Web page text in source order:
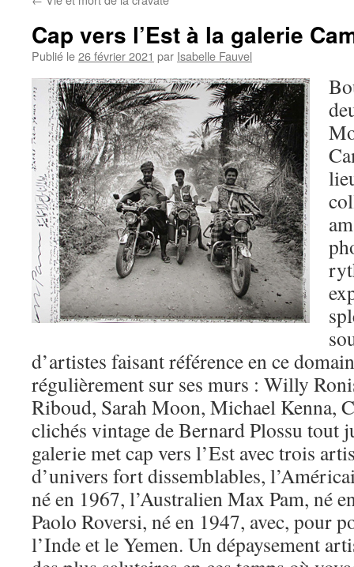
Cap vers l’Est à la galerie
Publié le26 février 2021 par Isabelle Fauvel
d’artistes faisant référence en ce
régulièrement sur ses murs : Willy
Riboud, Sarah Moon, Michael Kenna,
clichés vintage de Bernard Plossu tout
galerie met cap vers l’Est avec trois
d’univers fort dissemblables,
né en 1967, l’Australien Max Pam, né
Paolo Roversi, né en 1947, avec, pour
l’Inde et le Yemen. Un dépaysement